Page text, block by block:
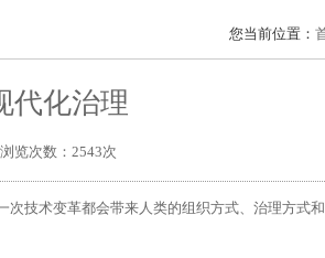
您当前位置：
化治理
览次数：2543次
技术变革都会带来人类的组织方式、治理方式